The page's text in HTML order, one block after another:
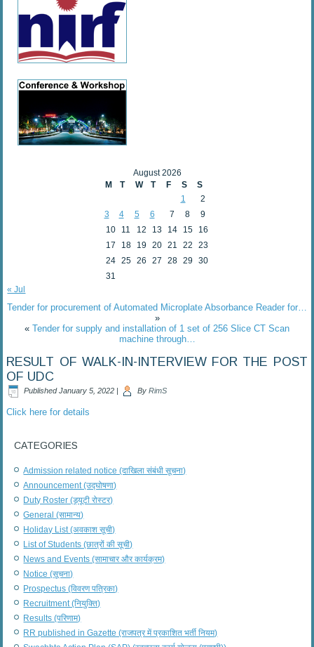
August 2026
M
T W T F S
S
1
2
3
4 5 6 7 8
9
10
11 12 13 14 15
16
17
18 19 20 21 22
23
24 25 26 27 28 29
30
31
« Jul
Tender for procurement of Automated Microplate Absorbance Reader for…
»
« Tender for supply and installation of 1 set of 256 Slice CT Scan
machine through…
RESULT OF WALK-IN-INTERVIEW FOR THE POST
OF UDC
Published January 5, 2022 | By RimS
Click here for details
CATEGORIES
Admission related notice (दाखिला संबंधी सूचना)
Announcement (उद्घोषणा)
Duty Roster (ड्यूटी रोस्टर)
General (सामान्य)
Holiday List (अवकाश सूची)
List of Students (छात्रों की सूची)
News and Events (सामाचार और कार्यक्रम)
Notice (सूचना)
Prospectus (विवरण पत्रिका)
Recruitment (नियुक्ति)
Results (परिणाम)
RR published in Gazette (राजपत्र में प्रकाशित भर्ती नियम)